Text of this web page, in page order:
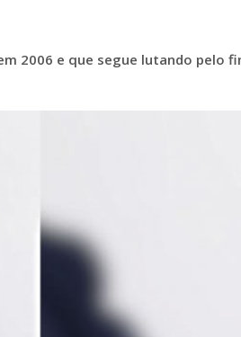
2006 e que segue lutando pelo